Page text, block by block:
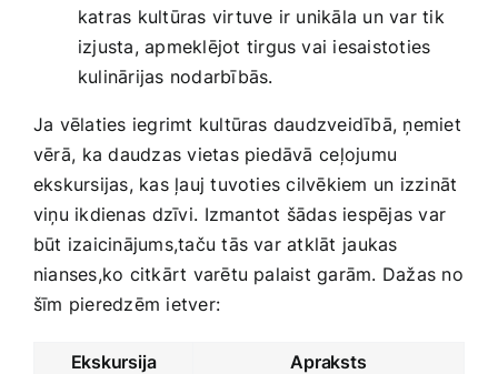
katras kultūras ‍virtuve ir unikāla un var​ tik
izjusta, apmeklējot tirgus vai iesaistoties
kulinārijas nodarbībās.
Ja vēlaties iegrimt kultūras daudzveidībā, ņemiet
vērā,⁣ ka daudzas vietas piedāvā ⁢ceļojumu⁢
ekskursijas, kas ļauj tuvoties cilvēkiem un‍ izzināt
viņu ikdienas⁢ dzīvi.⁤ Izmantot​ šādas iespējas var
būt izaicinājums,taču tās var atklāt ⁤jaukas
nianses,ko citkārt varētu palaist garām. Dažas no
šīm pieredzēm ietver:
Ekskursija Apraksts